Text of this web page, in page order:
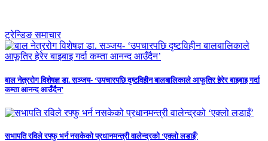
ट्रेन्डिङ समाचार
बाल नेत्ररोग विशेषज्ञ डा. सञ्जय- ‘उपचारपछि दृष्टविहीन बालबालिकाले आफूतिर हेरेर बाइबाइ गर्दा
कम्ता आनन्द आउँदैन’
सभापति रविले रफ्फु भर्न नसकेको प्रधानमन्त्री वालेन्द्रको ‘एक्लो लडाइँ’